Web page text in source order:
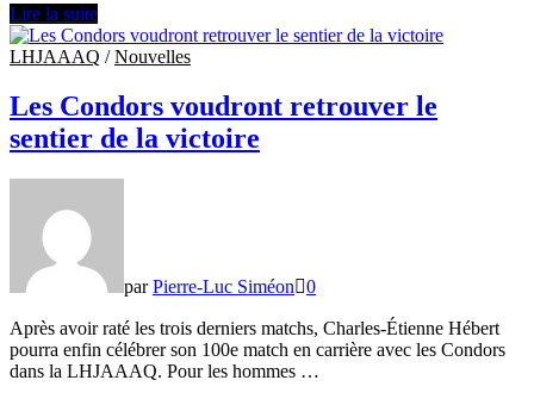
Un
week-
end
montagne
russe
pour
Condors
Lire la suite
LHJAAAQ /Nouvelles
Les Condors voudront retrouver le
sentier de la victoire
parPierre-Luc Siméon 0
Après avoir raté les trois derniers matchs, Charles-Étienne Hébert
pourra enfin célébrer son 100e match en carrière avec les Condors
dans la LHJAAAQ. Pour les hommes …